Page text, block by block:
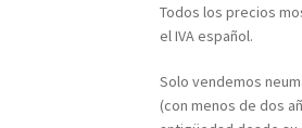
Todos los precios
el IVA español.
Solo vendemos
(con menos de dos